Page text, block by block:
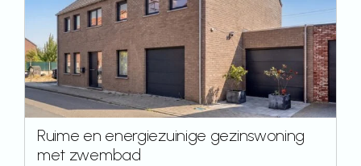
Ruime en energiezuinige gezinswoning
met zwembad